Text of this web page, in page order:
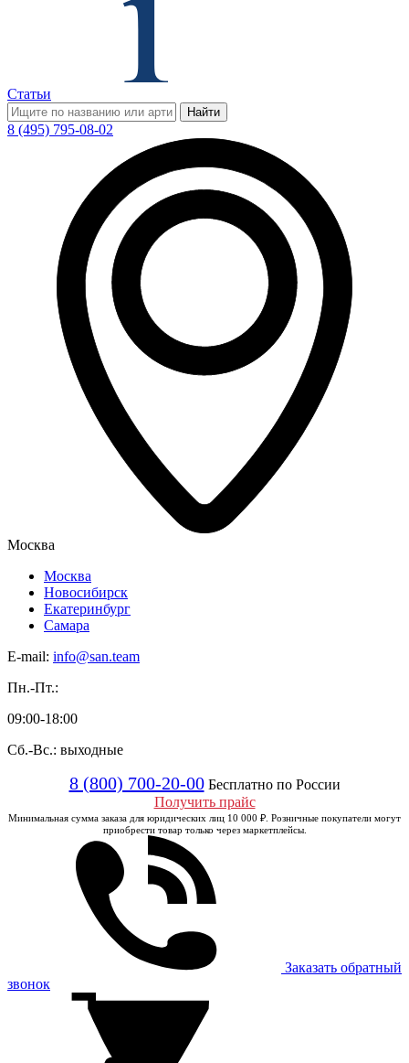
Статьи
Найти
8 (495) 795-08-02
Москва
Москва
Новосибирск
Екатеринбург
Самара
E-mail: info@san.team
Пн.-Пт.:
09:00-18:00
Сб.-Вс.: выходные
8 (800) 700-20-00 Бесплатно по России
Получить прайс
Минимальная сумма заказа для юридических лиц 10 000 ₽. Розничные покупатели могут
приобрести товар только через маркетплейсы.
Заказать обратный
звонок